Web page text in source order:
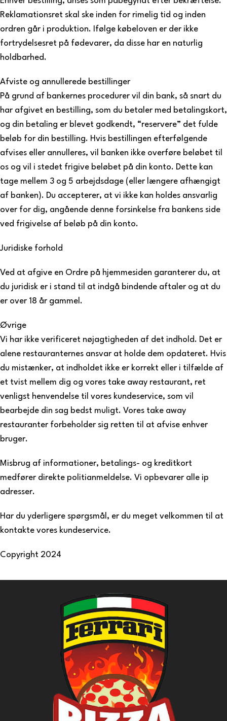
Reklamationsret skal ske inden for rimelig tid og inden
ordren går i produktion. Ifølge købeloven er der ikke
fortrydelsesret på fødevarer, da disse har en naturlig
holdbarhed.
Afviste og annullerede bestillinger
På grund af bankernes procedurer vil din bank, så snart du
har afgivet en bestilling, som du betaler med betalingskort,
og din betaling er blevet godkendt, “reservere” det fulde
beløb for din bestilling. Hvis bestillingen efterfølgende
afvises eller annulleres, vil banken ikke overføre beløbet til
os og vil i stedet frigive beløbet på din konto. Dette kan
tage mellem 3 og 5 arbejdsdage (eller længere afhængigt
af banken). Du accepterer, at vi ikke kan holdes ansvarlig
over for dig, angående denne forsinkelse fra bankens side
ved frigivelse af beløb på din konto.
Juridiske forhold
Ved at afgive en Ordre på hjemmesiden garanterer du, at
du juridisk er i stand til at indgå bindende aftaler og at du
er over 18 år gammel.
Øvrige
Vi har ikke verificeret nøjagtigheden af det indhold. Det er
alene restauranternes ansvar at holde dem opdateret. Hvis
du mistænker, at indholdet ikke er korrekt eller i tilfælde af
et tvist mellem dig og vores take away restaurant, ret
venligst henvendelse til vores kundeservice, som vil
bearbejde din sag bedst muligt. Vores take away
restauranter forbeholder sig retten til at afvise enhver
bruger.
Misbrug af informationer, betalings- og kreditkort
medfører direkte politianmeldelse. Vi opbevarer alle ip
adresser.
Har du yderligere spørgsmål, er du meget velkommen til at
kontakte vores kundeservice.
Copyright 2024